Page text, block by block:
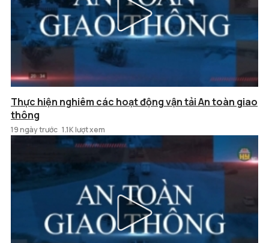
Thực hiện nghiêm các hoạt động vận tải An toàn giao
thông
19 ngày trước 1.1K lượt xem